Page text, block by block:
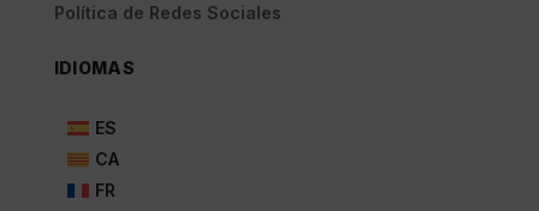
Política de Redes Sociales
IDIOMAS
ES
CA
FR